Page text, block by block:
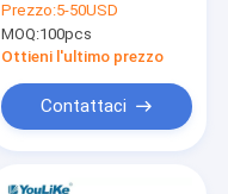
distribuzione
elettrica della porta
MCB dell'ABS 4
Prezzo:5-50USD
MOQ:100pcs
Ottieni l'ultimo prezzo
Contattaci